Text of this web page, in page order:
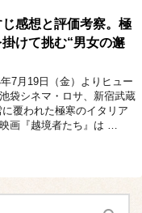
じ感想と評価考察。極
けて挑む“男女の邂
7月19日（金）よりヒュー
袋シネマ・ロサ、新宿武蔵
覆われた極寒のイタリア
画『越境者たち』は …